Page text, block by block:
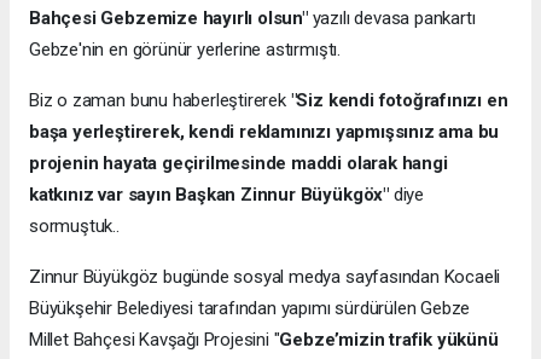
Bahçesi Gebzemize hayırlı olsun"yazılı devasa pankartı
Gebze'nin en görünür yerlerine astırmıştı.
Biz o zaman bunu haberleştirerek "Siz kendi fotoğrafınızı en
başa yerleştirerek, kendi reklamınızı yapmışsınız ama bu
projenin hayata geçirilmesinde maddi olarak hangi
katkınız var sayın Başkan Zinnur Büyükgöx" diye
sormuştuk..
Zinnur Büyükgöz bugünde sosyal medya sayfasından Kocaeli
Büyükşehir Belediyesi tarafından yapımı sürdürülen Gebze
Millet Bahçesi Kavşağı Projesini "Gebze’mizin trafik yükünü